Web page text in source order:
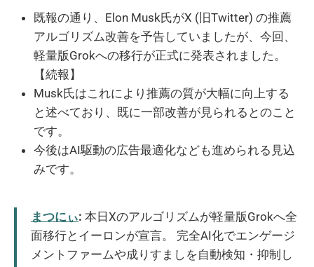
既報の通り、Elon Musk氏がX (旧Twitter) の推薦
アルゴリズム改善を予告していましたが、今回、
軽量版Grokへの移行が正式に発表されました。
【続報】
Musk氏はこれにより推薦の質が大幅に向上する
と述べており、既に一部改善が見られるとのこと
です。
今後はAI駆動の広告最適化なども進められる見込
みです。
まつにぃ: 本日Xのアルゴリズムが軽量版Grokへ全
面移行とイーロンが宣言。 完全AI化でエンゲージ
メントファームや成りすましを自動検知・抑制し